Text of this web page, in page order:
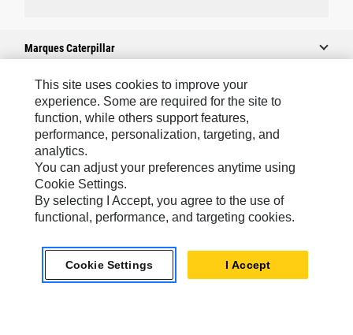
Marques Caterpillar
Caterpillar.com
Contacter Caterpillar
Mes Préférences Marketing
Plan Du Site
Cookie Settings
Confidentialité
This site uses cookies to improve your
experience. Some are required for the site to
function, while others support features,
performance, personalization, targeting, and
analytics.
You can adjust your preferences anytime using
Cookie Settings.
By selecting I Accept, you agree to the use of
functional, performance, and targeting cookies.
Cookie Settings I Accept